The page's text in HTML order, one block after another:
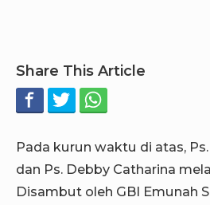
Share This Article
Pada kurun waktu di atas,
dan Ps. Debby Catharina
Disambut oleh GBI Emunah